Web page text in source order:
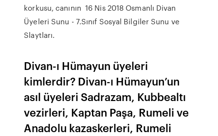
korkusu, canının 16 Nis 2018 Osmanlı Divan
Üyeleri Sunu - 7.Sınıf Sosyal Bilgiler Sunu ve
Slaytları.
Divan-ı Hümayun üyeleri
kimlerdir? Divan-ı Hümayun’un
asıl üyeleri Sadrazam, Kubbealtı
vezirleri, Kaptan Paşa, Rumeli ve
Anadolu kazaskerleri, Rumeli